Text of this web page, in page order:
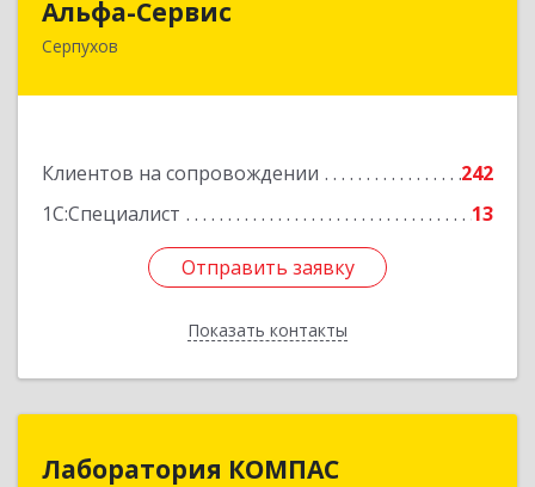
Альфа-Сервис
Серпухов
Клиентов на сопровождении
242
1С:Специалист
13
Отправить заявку
Показать контакты
Отправить заявку
Назад
Лаборатория КОМПАС